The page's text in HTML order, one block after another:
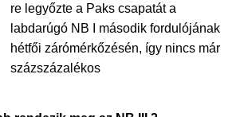
re legyőzte a Paks csapatát a
labdarúgó NB I második fordulójának
hétfői zárómérkőzésén, így nincs már
százszázalékos